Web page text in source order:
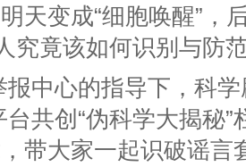
天变成“细胞唤醒”，
究竟该如何识别与防
中心的指导下，科
共创“伪科学大揭秘”
带大家一起识破谣言